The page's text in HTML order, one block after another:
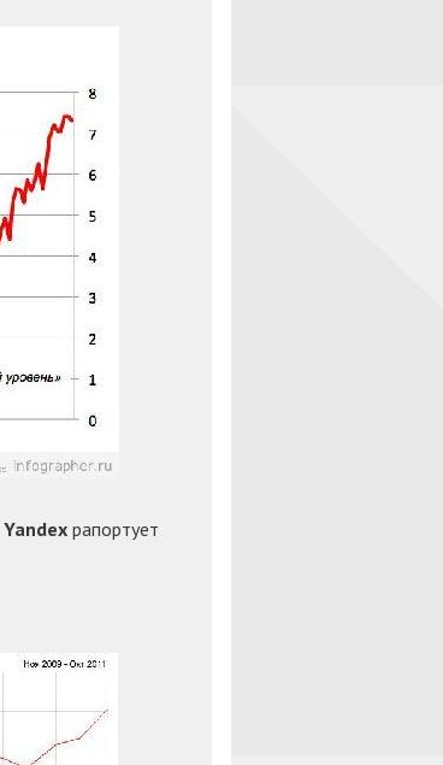
Yandexрапортует